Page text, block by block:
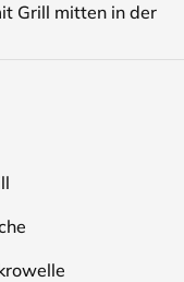
Grill mitten in der